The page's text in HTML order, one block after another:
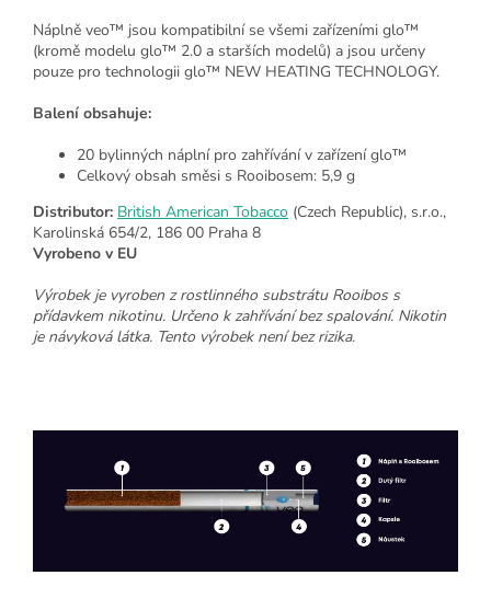
Náplně veo™ jsou kompatibilní se všemi zařízeními glo™
(kromě modelu glo™ 2.0 a starších modelů) a jsou určeny
pouze pro technologii glo™ NEW HEATING TECHNOLOGY.
Balení obsahuje:
20 bylinných náplní pro zahřívání v zařízení glo™
Celkový obsah směsi s Rooibosem: 5,9 g
Distributor: British American Tobacco (Czech Republic), s.r.o.,
Karolinská 654/2, 186 00 Praha 8
Vyrobeno v EU
Výrobek je vyroben z rostlinného substrátu Rooibos s
přídavkem nikotinu. Určeno k zahřívání bez spalování. Nikotin
je návyková látka. Tento výrobek není bez rizika.